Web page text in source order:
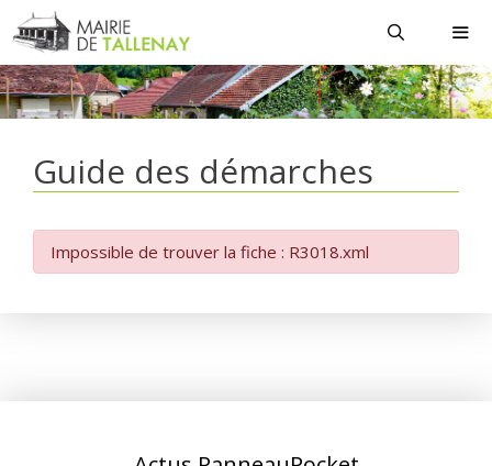
Aller
au
contenu
Guide des démarches
Impossible de trouver la fiche : R3018.xml